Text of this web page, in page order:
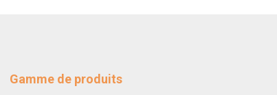
Gamme de produits